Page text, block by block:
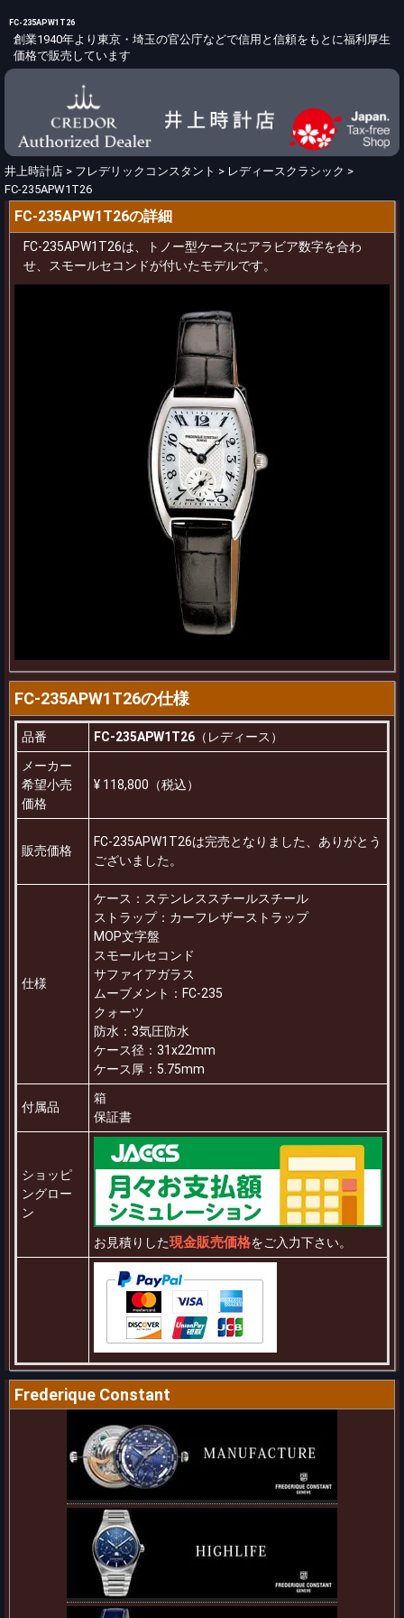
FC-235APW1T26
創業1940年より東京・埼玉の官公庁などで信用と信頼をもとに福利厚生
価格で販売しています
井上時計店 > フレデリックコンスタント > レディースクラシック >
FC-235APW1T26
FC-235APW1T26の詳細
FC-235APW1T26は、トノー型ケースにアラビア数字を合わ
せ、スモールセコンドが付いたモデルです。
FC-235APW1T26の仕様
品番 FC-235APW1T26 （レディース）
メーカー
希望小売
価格
¥ 118,800（税込）
販売価格
FC-235APW1T26は完売となりました、ありがとう
ございました。
仕様
ケース：ステンレススチールスチール
ストラップ：カーフレザーストラップ
MOP文字盤
スモールセコンド
サファイアガラス
ムーブメント：FC-235
クォーツ
防水：3気圧防水
ケース径：31x22mm
ケース厚：5.75mm
付属品
箱
保証書
ショッピ
ングロー
ン
お見積りした現金販売価格をご入力下さい。
Frederique Constant